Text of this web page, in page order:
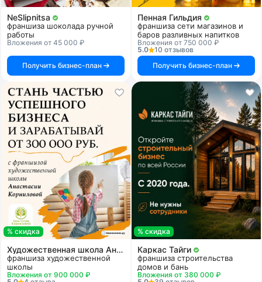
NeSlipnitsa
франшиза шоколада ручной
работы
Вложения от 45 000 ₽
Получить бизнес-план
Пенная Гильдия
франшиза сети магазинов и
баров разливных напитков
Вложения от 750 000 ₽
5.0
10 отзывов
Получить бизнес-план
% скидка
Художественная школа Анастасии Корниловой
франшиза художественной
школы
Вложения от 900 000 ₽
% скидка
Каркас Тайги
франшиза строительства
домов и бань
Вложения от 380 000 ₽